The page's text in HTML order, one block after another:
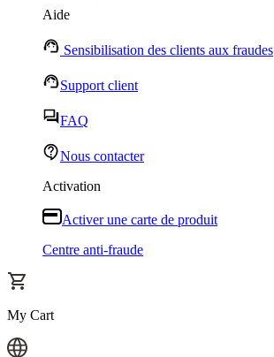
Aide
Sensibilisation des clients aux fraudes
Support client
FAQ
Nous contacter
Activation
Activer une carte de produit
Centre anti-fraude
My Cart